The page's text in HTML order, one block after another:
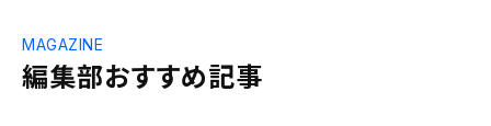
編集部おすすめ記事
MAGAZINE